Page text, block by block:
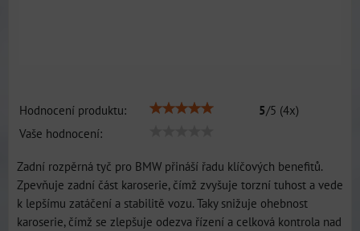
Hodnocení produktu: 5/5 (4x)
Vaše hodnocení:
Zadní rozpěrná tyč pro BMW přináší řadu klíčových benefitů.
Zpevňuje zadní část karoserie, čímž zvyšuje torzní tuhost a vede
k lepšímu zatáčení a stabilitě vozu. Taky snižuje ohebnost
karoserie, čímž se zlepšuje odezva řízení a celková kontrola nad